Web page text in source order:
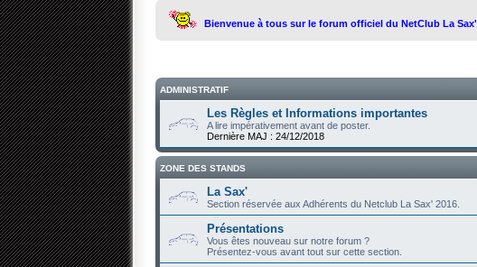
Bienvenue à tous sur le forum officiel du NetClub La Sax'
ADMINISTRATIF
Les Règles et Informations importantes
A lire impérativement avant de poster.
Dernière MAJ : 24/12/2018
ZONE DES STANDS
La Sax'
Section réservée aux Adhérents du Netclub La Sax' 2016.
Présentations
Vous êtes nouveau sur notre forum ?
Présentez-vous avant tout sur cette section.